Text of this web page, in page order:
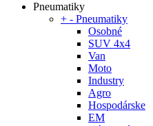
Pneumatiky
+ - Pneumatiky
Osobné
SUV 4x4
Van
Moto
Industry
Agro
Hospodárske
EM